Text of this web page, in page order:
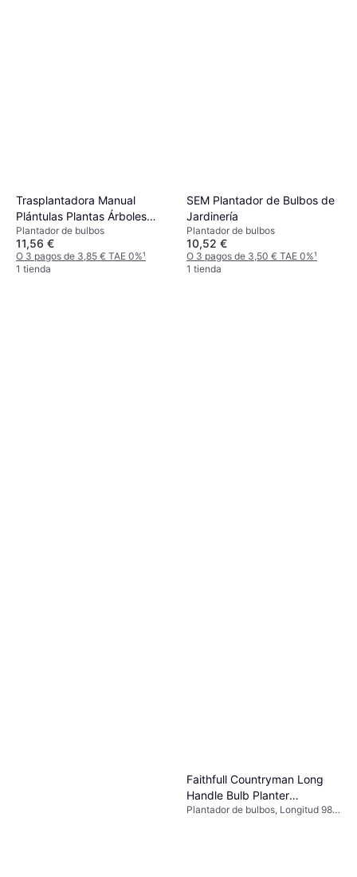
Trasplantadora Manual
Plántulas Plantas Árboles
Frutales
Plantador de bulbos
11,56 €
O 3 pagos de 3,85 € TAE 0%¹
1 tienda
SEM Plantador de Bulbos de
Jardinería
Plantador de bulbos
10,52 €
O 3 pagos de 3,50 € TAE 0%¹
1 tienda
Faithfull Countryman Long
Handle Bulb Planter
FAICOUBULB
Plantador de bulbos, Longitud 98